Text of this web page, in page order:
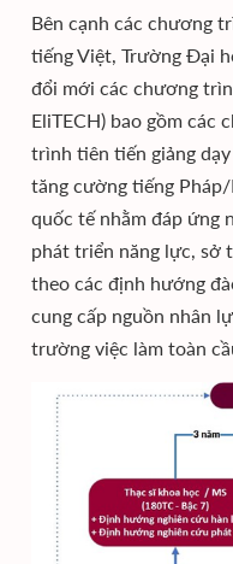
Bên cạnh các chương
tiếng Việt, Trường Đại
đổi mới các chương
EliTECH) bao gồm các
trình tiên tiến giảng
tăng cường tiếng
quốc tế nhằm đáp ứng
phát triển năng lực, sở
theo các định hướng
cung cấp nguồn nhân
trường việc làm toàn